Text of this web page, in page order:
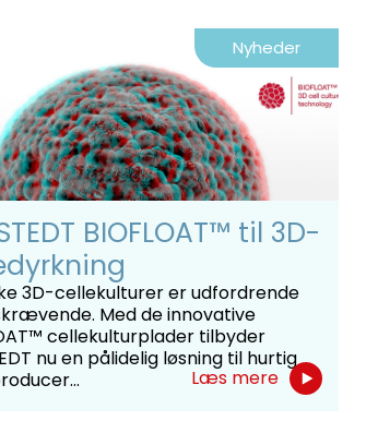
Nyheder
BIOFLOAT™ til 3D-
3D-cellekulturer er udfordrende
Med de innovative
cellekulturplader tilbyder
nu en pålidelig løsning til hurtig
Læs mere